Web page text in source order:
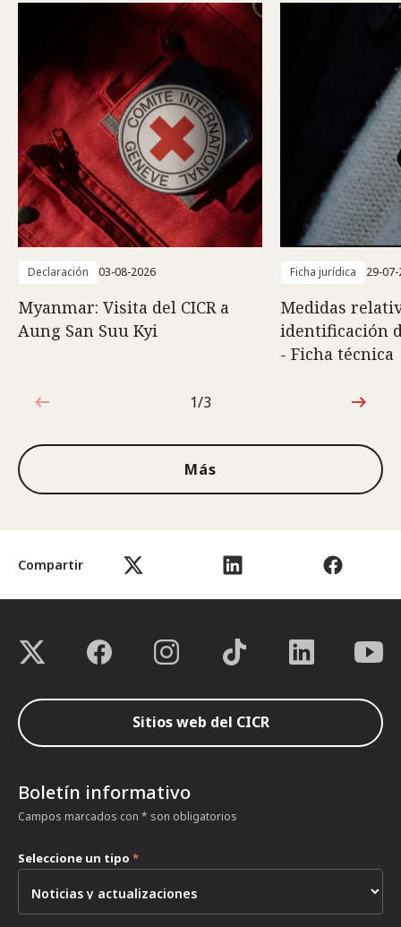
Compartir
Declaración 03-08-2026
Myanmar: Visita del CICR a
Aung San Suu Kyi
Ficha jurídica 29-
Medidas
identificación
- Ficha técnica
1de3
1/3
Más
Sitios web del CICR
Boletín informativo
Campos marcados con * son obligatorios
Seleccione un tipo *